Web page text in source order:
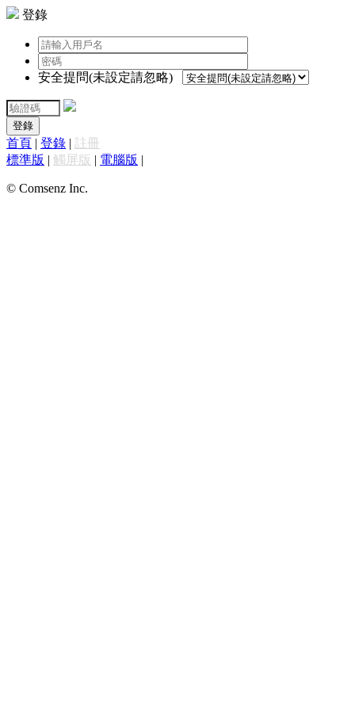
登錄
安全提問(未設定請忽略)
登錄
首頁 | 登錄 | 註冊
標準版 | 觸屏版 | 電腦版 |
© Comsenz Inc.